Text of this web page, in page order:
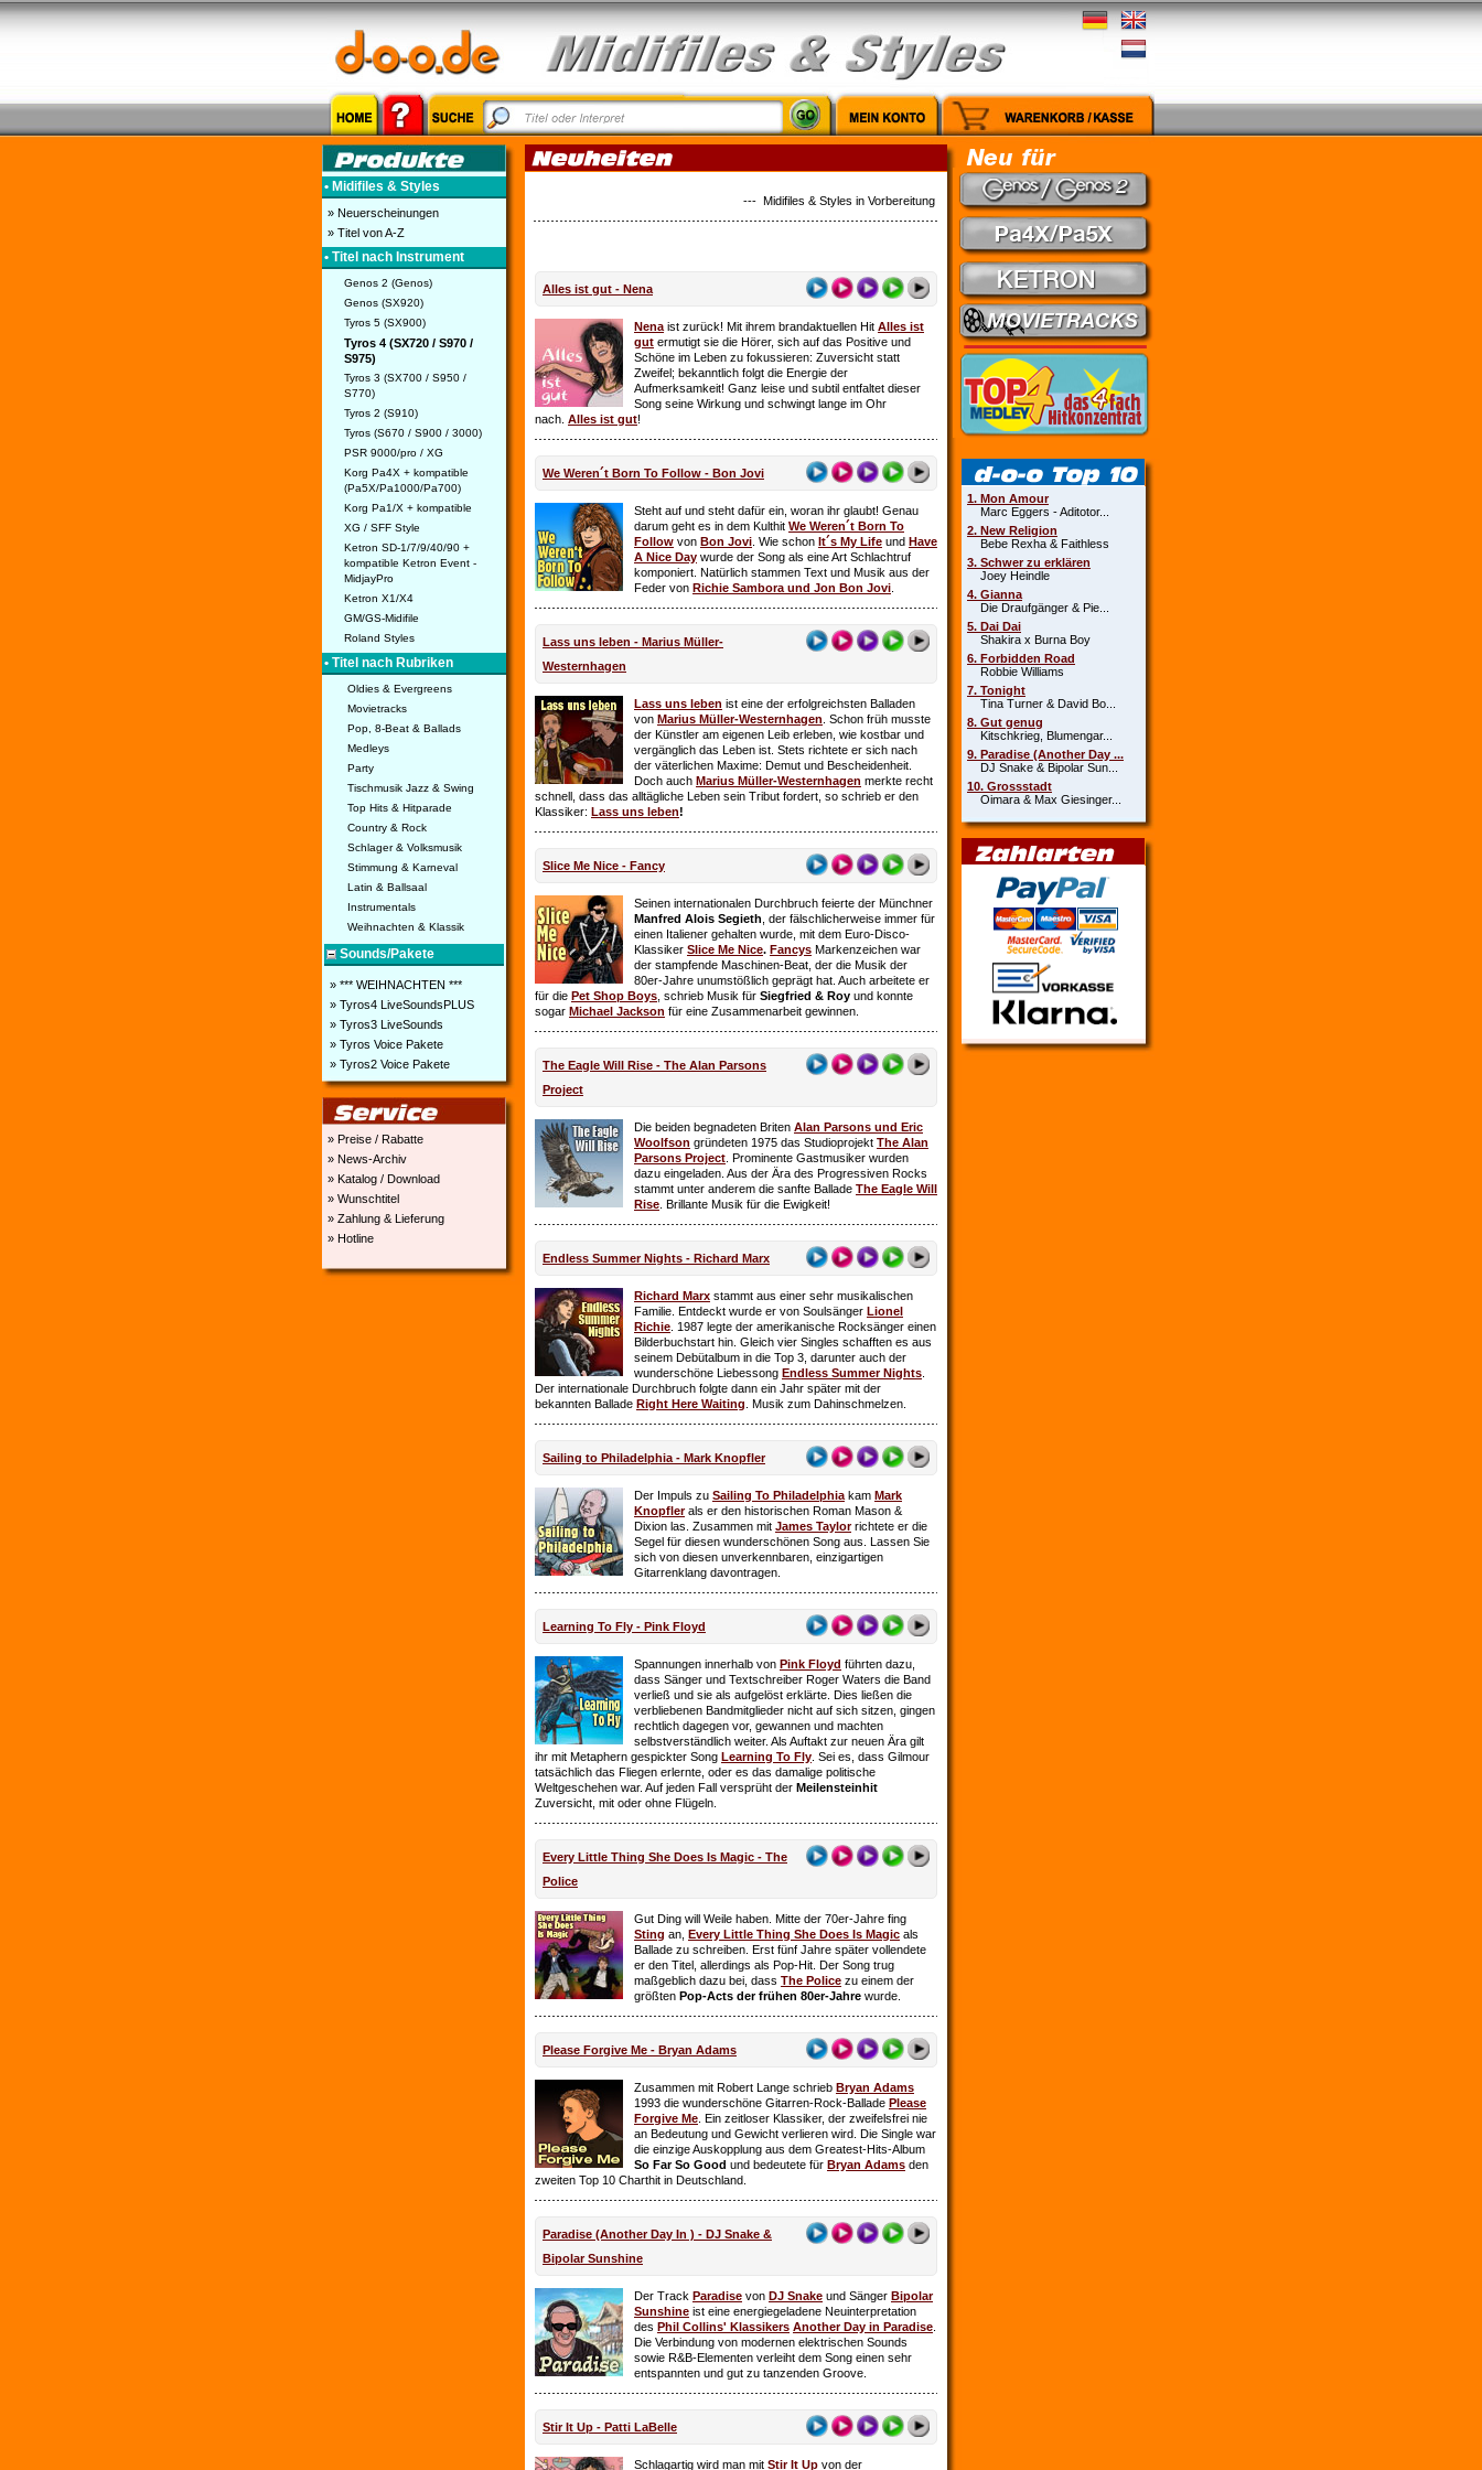
• Midifiles & Styles
» Neuerscheinungen
» Titel von A-Z
• Titel nach Instrument
Genos 2 (Genos)
Genos (SX920)
Tyros 5 (SX900)
Tyros 4 (SX720 / S970 /
S975)
Tyros 3 (SX700 / S950 /
S770)
Tyros 2 (S910)
Tyros (S670 / S900 / 3000)
PSR 9000/pro / XG
Korg Pa4X + kompatible
(Pa5X/Pa1000/Pa700)
Korg Pa1/X + kompatible
XG / SFF Style
Ketron SD-1/7/9/40/90 +
kompatible Ketron Event -
MidjayPro
Ketron X1/X4
GM/GS-Midifile
Roland Styles
• Titel nach Rubriken
Oldies & Evergreens
Movietracks
Pop, 8-Beat & Ballads
Medleys
Party
Tischmusik Jazz & Swing
Top Hits & Hitparade
Country & Rock
Schlager & Volksmusik
Stimmung & Karneval
Latin & Ballsaal
Instrumentals
Weihnachten & Klassik
Sounds/Pakete
» *** WEIHNACHTEN ***
» Tyros4 LiveSoundsPLUS
» Tyros3 LiveSounds
» Tyros Voice Pakete
» Tyros2 Voice Pakete
» Preise / Rabatte
» News-Archiv
» Katalog / Download
» Wunschtitel
» Zahlung & Lieferung
» Hotline
--- Midifiles & Styles in Vorbereitung: Country Medley - Theuns Jordaan & Juanita du Plessis // Kein Gefühl - Marius Müller-Westerhagen //
Alles ist gut - Nena
Nena ist zurück! Mit ihrem brandaktuellen Hit Alles ist
gut ermutigt sie die Hörer, sich auf das Positive und
Schöne im Leben zu fokussieren: Zuversicht statt
Zweifel; bekanntlich folgt die Energie der
Aufmerksamkeit! Ganz leise und subtil entfaltet dieser
Song seine Wirkung und schwingt lange im Ohr
nach. Alles ist gut!
We Weren´t Born To Follow - Bon Jovi
Steht auf und steht dafür ein, woran ihr glaubt! Genau
darum geht es in dem Kulthit We Weren´t Born To
Follow von Bon Jovi . Wie schon It´s My Life und Have
A Nice Day wurde der Song als eine Art Schlachtruf
komponiert. Natürlich stammen Text und Musik aus der
Feder von Richie Sambora und Jon Bon Jovi
Lass uns leben - Marius Müller-
Westernhagen
Lass uns leben ist eine der erfolgreichsten Balladen
von Marius Müller-Westernhagen . Schon früh musste
der Künstler am eigenen Leib erleben, wie kostbar und
vergänglich das Leben ist. Stets richtete er sich nach
der väterlichen Maxime: Demut und Bescheidenheit.
Doch auch Marius Müller-Westernhagen merkte recht
schnell, dass das alltägliche Leben sein Tribut fordert, so schrieb er den
Klassiker: Lass uns leben!
Slice Me Nice - Fancy
Seinen internationalen Durchbruch feierte der Münchner
Manfred Alois Segieth , der fälschlicherweise immer für
einen Italiener gehalten wurde, mit dem Euro-Disco-
Klassiker Slice Me Nice. Fancys Markenzeichen war
der stampfende Maschinen-Beat, der die Musik der
80er-Jahre unumstößlich geprägt hat. Auch arbeitete er
für die Pet Shop Boys , schrieb Musik für Siegfried & Roy und konnte
sogar Michael Jackson für eine Zusammenarbeit gewinnen.
The Eagle Will Rise - The Alan Parsons
Project
Die beiden begnadeten Briten Alan Parsons und Eric
Woolfson gründeten 1975 das Studioprojekt The Alan
Parsons Project . Prominente Gastmusiker wurden
dazu eingeladen. Aus der Ära des Progressiven Rocks
stammt unter anderem die sanfte Ballade The Eagle Will
Rise . Brillante Musik für die Ewigkeit!
Endless Summer Nights - Richard Marx
Richard Marx stammt aus einer sehr musikalischen
Familie. Entdeckt wurde er von Soulsänger Lionel
Richie . 1987 legte der amerikanische Rocksänger einen
Bilderbuchstart hin. Gleich vier Singles schafften es aus
seinem Debütalbum in die Top 3, darunter auch der
wunderschöne Liebessong Endless Summer Nights
Der internationale Durchbruch folgte dann ein Jahr später mit der
bekannten Ballade Right Here Waiting . Musik zum Dahinschmelzen.
Sailing to Philadelphia - Mark Knopfler
Der Impuls zu Sailing To Philadelphia kam Mark
Knopfler als er den historischen Roman Mason &
Dixion las. Zusammen mit James Taylorrichtete er die
Segel für diesen wunderschönen Song aus. Lassen Sie
sich von diesen unverkennbaren, einzigartigen
Gitarrenklang davontragen.
Learning To Fly - Pink Floyd
Spannungen innerhalb von Pink Floyd führten dazu,
dass Sänger und Textschreiber Roger Waters die Band
verließ und sie als aufgelöst erklärte. Dies ließen die
verbliebenen Bandmitglieder nicht auf sich sitzen, gingen
rechtlich dagegen vor, gewannen und machten
selbstverständlich weiter. Als Auftakt zur neuen Ära gilt
ihr mit Metaphern gespickter Song Learning To Fly . Sei es, dass Gilmour
tatsächlich das Fliegen erlernte, oder es das damalige politische
Weltgeschehen war. Auf jeden Fall versprüht der Meilensteinhit
Zuversicht, mit oder ohne Flügeln.
Every Little Thing She Does Is Magic - The
Police
Gut Ding will Weile haben. Mitte der 70er-Jahre fing
Sting an, Every Little Thing She Does Is Magic als
Ballade zu schreiben. Erst fünf Jahre später vollendete
er den Titel, allerdings als Pop-Hit. Der Song trug
maßgeblich dazu bei, dass The Police zu einem der
größten Pop-Acts der frühen 80er-Jahre wurde.
Please Forgive Me - Bryan Adams
Zusammen mit Robert Lange schrieb Bryan Adams
1993 die wunderschöne Gitarren-Rock-Ballade Please
Forgive Me . Ein zeitloser Klassiker, der zweifelsfrei nie
an Bedeutung und Gewicht verlieren wird. Die Single war
die einzige Auskopplung aus dem Greatest-Hits-Album
So Far So Good und bedeutete für Bryan Adams den
zweiten Top 10 Charthit in Deutschland.
Paradise (Another Day In ) - DJ Snake &
Bipolar Sunshine
Der Track Paradise von DJ Snake und Sänger Bipolar
Sunshine ist eine energiegeladene Neuinterpretation
des Phil Collins' Klassikers Another Day in Paradise
Die Verbindung von modernen elektrischen Sounds
sowie R&B-Elementen verleiht dem Song einen sehr
entspannten und gut zu tanzenden Groove.
Stir It Up - Patti LaBelle
Schlagartig wird man mit Stir It Up von der
1. Mon Amour
Marc Eggers - Aditotor...
2. New Religion
Bebe Rexha & Faithless
3. Schwer zu erklären
Joey Heindle
4. Gianna
Die Draufgänger & Pie...
5. Dai Dai
Shakira x Burna Boy
6. Forbidden Road
Robbie Williams
7. Tonight
Tina Turner & David Bo...
8. Gut genug
Kitschkrieg, Blumengar...
9. Paradise (Another Day ...
DJ Snake & Bipolar Sun...
10. Grossstadt
Oimara & Max Giesinger...